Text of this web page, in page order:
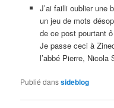
J’ai failli oublier une
un jeu de mots
de ce post pourtant
Je passe ceci à
l’abbé Pierre,
Publié danssideblog